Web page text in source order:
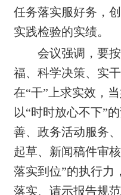
任务落实服好务，
实践检验的实绩。
会议强调，要
福、科学决策、实
在“干”上求实效，
以“时时放心不下”
善、政务活动服务
起草、新闻稿件审
落实到位”的执行力
落实、请示报告规